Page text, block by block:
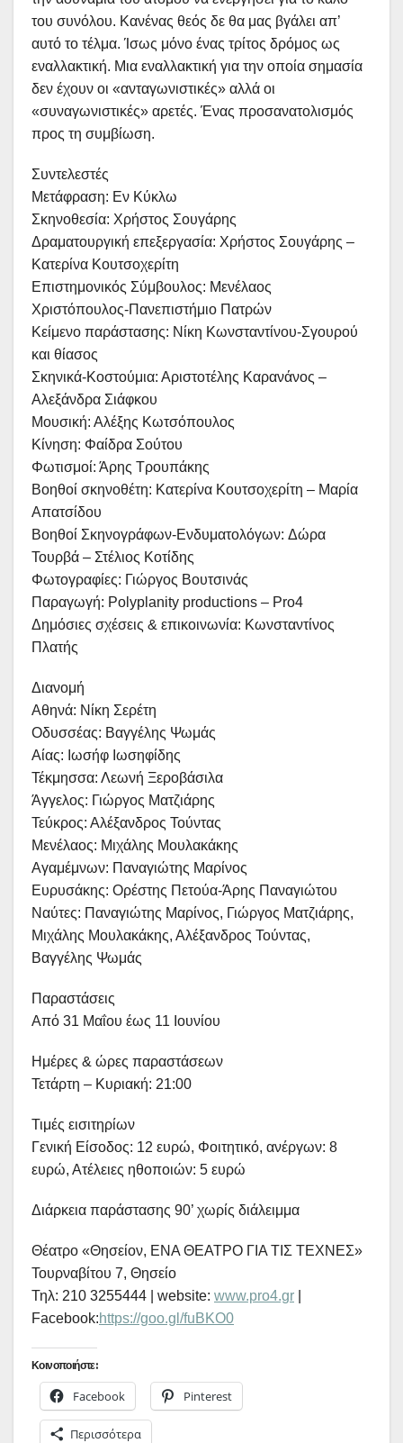
του συνόλου. Κανένας θεός δε θα μας βγάλει απ’
αυτό το τέλμα. Ίσως μόνο ένας τρίτος δρόμος ως
εναλλακτική. Μια εναλλακτική για την οποία σημασία
δεν έχουν οι «ανταγωνιστικές» αλλά οι
«συναγωνιστικές» αρετές. Ένας προσανατολισμός
προς τη συμβίωση.
Συντελεστές
Μετάφραση: Εν Κύκλω
Σκηνοθεσία: Χρήστος Σουγάρης
Δραματουργική επεξεργασία: Χρήστος Σουγάρης –
Κατερίνα Κουτσοχερίτη
Επιστημονικός Σύμβουλος: Μενέλαος
Χριστόπουλος-Πανεπιστήμιο Πατρών
Κείμενο παράστασης: Νίκη Κωνσταντίνου-Σγουρού
και θίασος
Σκηνικά-Κοστούμια: Αριστοτέλης Καρανάνος –
Αλεξάνδρα Σιάφκου
Μουσική: Αλέξης Κωτσόπουλος
Κίνηση: Φαίδρα Σούτου
Φωτισμοί: Άρης Τρουπάκης
Βοηθοί σκηνοθέτη: Κατερίνα Κουτσοχερίτη – Μαρία
Απατσίδου
Βοηθοί Σκηνογράφων-Ενδυματολόγων: Δώρα
Τουρβά – Στέλιος Κοτίδης
Φωτογραφίες: Γιώργος Βουτσινάς
Παραγωγή: Polyplanity productions – Pro4
Δημόσιες σχέσεις & επικοινωνία: Κωνσταντίνος
Πλατής
Διανομή
Αθηνά: Νίκη Σερέτη
Οδυσσέας: Βαγγέλης Ψωμάς
Αίας: Ιωσήφ Ιωσηφίδης
Τέκμησσα: Λεωνή Ξεροβάσιλα
Άγγελος: Γιώργος Ματζιάρης
Τεύκρος: Αλέξανδρος Τούντας
Μενέλαος: Μιχάλης Μουλακάκης
Αγαμέμνων: Παναγιώτης Μαρίνος
Ευρυσάκης: Ορέστης Πετούα-Άρης Παναγιώτου
Ναύτες: Παναγιώτης Μαρίνος, Γιώργος Ματζιάρης,
Μιχάλης Μουλακάκης, Αλέξανδρος Τούντας,
Βαγγέλης Ψωμάς
Παραστάσεις
Από 31 Μαΐου έως 11 Ιουνίου
Ημέρες & ώρες παραστάσεων
Τετάρτη – Κυριακή: 21:00
Τιμές εισιτηρίων
Γενική Είσοδος: 12 ευρώ, Φοιτητικό, ανέργων: 8
ευρώ, Ατέλειες ηθοποιών: 5 ευρώ
Διάρκεια παράστασης 90’ χωρίς διάλειμμα
Θέατρο «Θησείον, ΕΝΑ ΘΕΑΤΡΟ ΓΙΑ ΤΙΣ ΤΕΧΝΕΣ»
Τουρναβίτου 7, Θησείο
Τηλ: 210 3255444 | website: www.pro4.gr
Facebook:https://goo.gl/fuBKO0
Κοινοποιήστε:
Facebook Pinterest
Περισσότερα